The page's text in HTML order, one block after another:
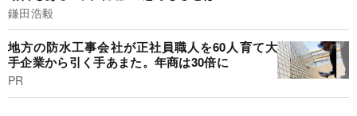
鎌田浩毅
地方の防水工事会社が正社員職人を60人育て大
手企業から引く手あまた。年商は30倍に
PR